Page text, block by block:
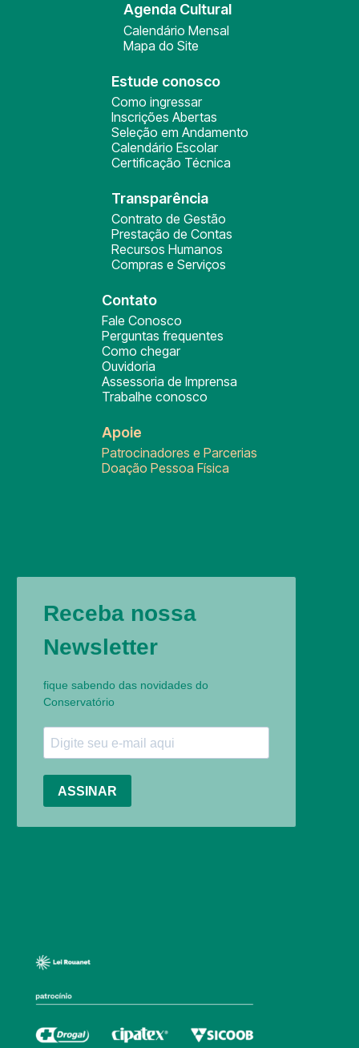
Agenda Cultural
Calendário Mensal
Mapa do Site
Estude conosco
Como ingressar
Inscrições Abertas
Seleção em Andamento
Calendário Escolar
Certificação Técnica
Transparência
Contrato de Gestão
Prestação de Contas
Recursos Humanos
Compras e Serviços
Contato
Fale Conosco
Perguntas frequentes
Como chegar
Ouvidoria
Assessoria de Imprensa
Trabalhe conosco
Apoie
Patrocinadores e Parcerias
Doação Pessoa Física